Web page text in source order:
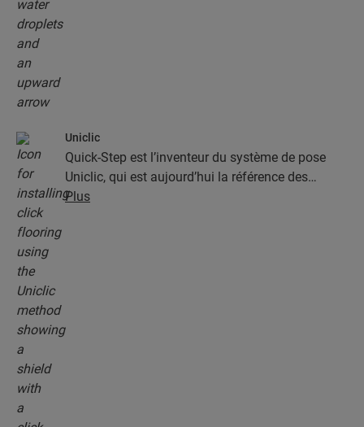
Uniclic
Quick-Step est l’inventeur du système de pose
Uniclic, qui est aujourd’hui la référence des
systèmes de pose par encliquetage. Utilisez le
Plus